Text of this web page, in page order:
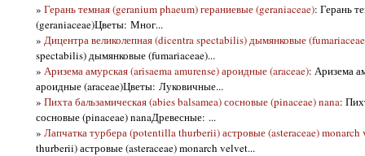
» Герань темная (geranium phaeum) гераниевые (geraniaceae): Герань
(geraniaceae)Цветы: Мног...
» Дицентра великолепная (dicentra spectabilis) дымянковые
spectabilis) дымянковые (fumariaceae)...
» Аризема амурская (arisaema amurense) ароидные (araceae): Аризема
ароидные (araceae)Цветы: Луковичные...
» Пихта бальзамическая (abies balsamea) сосновые (pinaceae) nana:
сосновые (pinaceae) nanaДревесные: ...
» Лапчатка турбера (potentilla thurberii) астровые (asteraceae) monarch
thurberii) астровые (asteraceae) monarch velvet...